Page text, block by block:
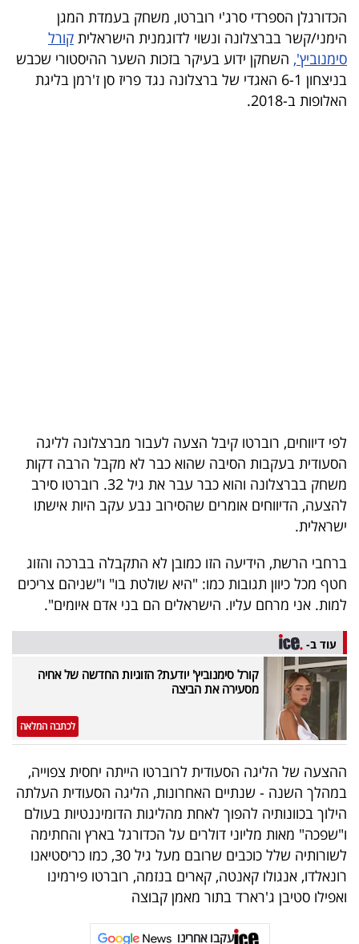
עסקי
ספורט
קריירה
ולימודים
המילון
הכלכלי
פודקאסט
UNDER
40
שיתופי
פעולה
דרושים
ניוזלטרים
מייל
אדום
הכדורגלן הספרדי סרג'י רוברטו, משחק בעמדת המגן
הימני/קשר בברצלונה ונשוי לדוגמנית הישראלית קורל
סימנוביץ', השחקן ידוע בעיקר בזכות השער ההיסטורי שכבש
בניצחון 6-1 האגדי של ברצלונה נגד פריז סן ז'רמן בליגת
האלופות ב-2018.
לפי דיווחים, רוברטו קיבל הצעה לעבור מברצלונה לליגה
הסעודית בעקבות הסיבה שהוא כבר לא מקבל הרבה דקות
משחק בברצלונה והוא כבר עבר את גיל 32. רוברטו סירב
להצעה, הדיווחים אומרים שהסירוב נבע עקב היות אישתו
ישראלית.
ברחבי הרשת, הידיעה הזו כמובן לא התקבלה בברכה והזוג
חטף מכל כיוון תגובות כמו: "היא שולטת בו" ו"שניהם צריכים
למות. אני מרחם עליו. הישראלים הם בני אדם איומים".
עוד ב-
קורל סימנוביץ' יודעת? הזוגיות החדשה של אחיה
מסעירה את הביצה
לכתבה המלאה
ההצעה של הליגה הסעודית לרוברטו הייתה יחסית צפוייה,
במהלך השנה - שנתיים האחרונות, הליגה הסעודית העלתה
הילוך בכוונותיה להפוך לאחת מהליגות הדומיננטיות בעולם
ו"שפכה" מאות מליוני דולרים על הכדורגל בארץ והחתימה
לשורותיה שלל כוכבים שרובם מעל גיל 30, כמו כריסטיאנו
רונאלדו, אנגולו קאנטה, קארים בנזמה, רוברטו פירמינו
ואפילו סטיבן ג'רארד בתור מאמן קבוצה
עקבו אחרינו